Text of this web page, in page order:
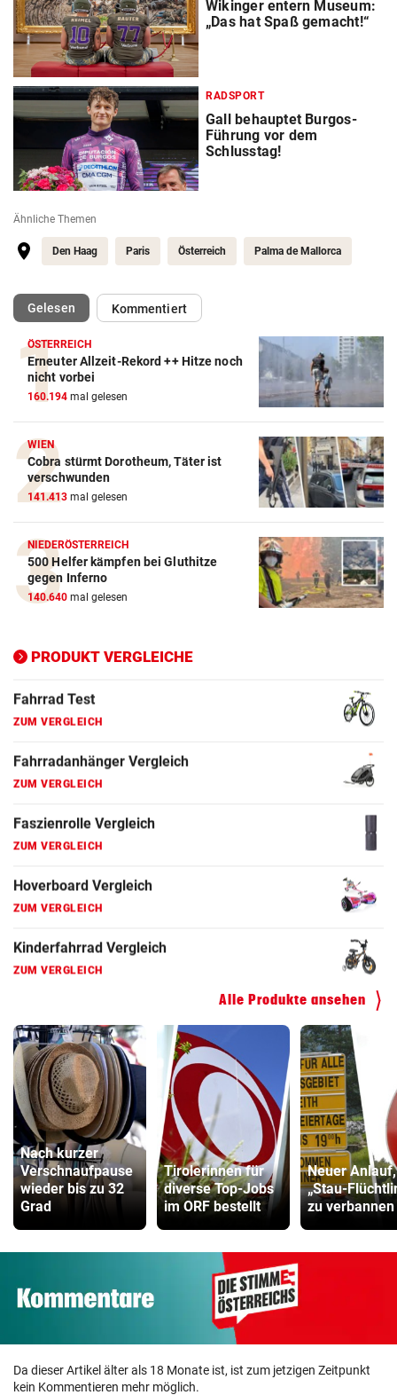
Wikinger entern Museum:
„Das hat Spaß gemacht!“
RADSPORT
Gall behauptet Burgos-
Führung vor dem
Schlusstag!
Ähnliche Themen
Den Haag Paris Österreich Palma de Mallorca
Gelesen(ausgewählt)Kommentiert
ÖSTERREICH
Erneuter Allzeit-Rekord ++ Hitze noch
nicht vorbei
160.194 mal gelesen
WIEN
Cobra stürmt Dorotheum, Täter ist
verschwunden
141.413 mal gelesen
NIEDERÖSTERREICH
500 Helfer kämpfen bei Gluthitze
gegen Inferno
140.640 mal gelesen
PRODUKT VERGLEICHE
Action-Cam Vergleich
ZUM VERGLEICH
Crosstrainer Vergleich
ZUM VERGLEICH
E-Bike Vergleich
ZUM VERGLEICH
Elektro-Scooter Vergleich
ZUM VERGLEICH
ZUM VERGLEICH
Fahrradanhänger Vergleich
Faszienrolle Vergleich
Hoverboard Vergleich
Kinderfahrrad Vergleich
Alle Produkte ansehen
Nach kurzer
Verschnaufpause
wieder bis zu 32
Grad
Tirolerinnen für
diverse Top-Jobs
im ORF bestellt
Neuer
„Stau-
zu verbannen
Da dieser Artikel älter als 18 Monate ist, ist zum jetzigen Zeitpunkt
kein Kommentieren mehr möglich.